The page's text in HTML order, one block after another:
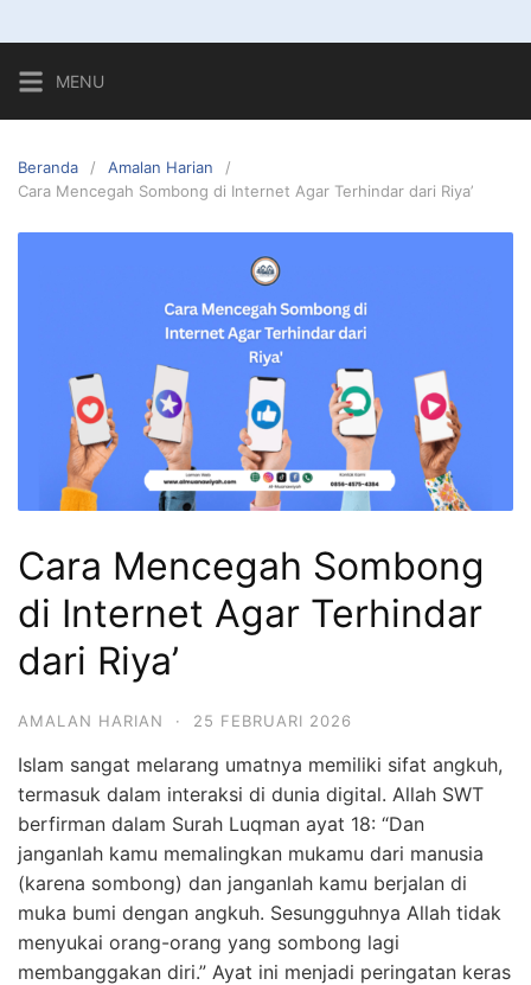
MENU
Beranda
Amalan Harian
Cara Mencegah Sombong di Internet Agar Terhindar dari Riya’
Cara Mencegah Sombong
di Internet Agar Terhindar
dari Riya’
AMALAN HARIAN · 25 FEBRUARI 2026
Islam sangat melarang umatnya memiliki sifat angkuh,
termasuk dalam interaksi di dunia digital. Allah SWT
berfirman dalam Surah Luqman ayat 18: “Dan
janganlah kamu memalingkan mukamu dari manusia
(karena sombong) dan janganlah kamu berjalan di
muka bumi dengan angkuh. Sesungguhnya Allah tidak
menyukai orang-orang yang sombong lagi
membanggakan diri.” Ayat ini menjadi peringatan keras